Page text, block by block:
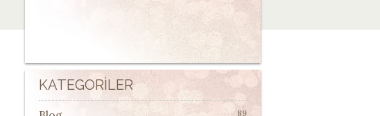
KATEGORILER
89